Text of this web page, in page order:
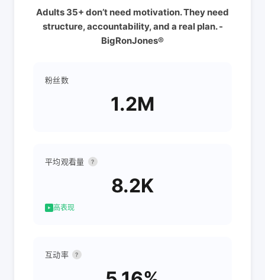
Adults 35+ don’t need motivation. They need
structure, accountability, and a real plan. -
BigRonJones®
粉丝数
1.2M
平均观看量 ?
8.2K
高表现
互动率 ?